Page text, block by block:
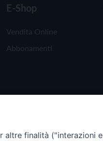
E-Shop
Vendita Online
Abbonamenti
altre finalità ("interazioni e